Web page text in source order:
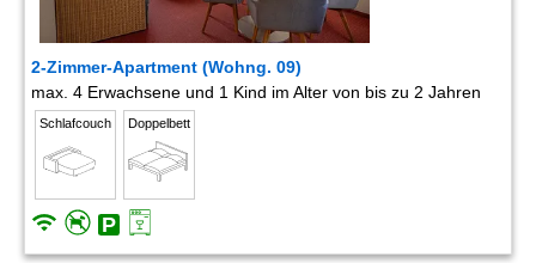
2-Zimmer-Apartment (Wohng. 09)
max. 4 Erwachsene und 1 Kind im Alter von bis zu 2 Jahren
Schlafcouch Doppelbett